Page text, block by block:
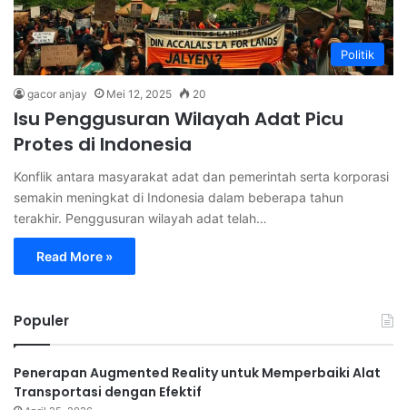
Politik
gacor anjay Mei 12, 2025 20
Isu Penggusuran Wilayah Adat Picu
Protes di Indonesia
Konflik antara masyarakat adat dan pemerintah serta korporasi
semakin meningkat di Indonesia dalam beberapa tahun
terakhir. Penggusuran wilayah adat telah…
Read More »
Populer
Penerapan Augmented Reality untuk Memperbaiki Alat
Transportasi dengan Efektif